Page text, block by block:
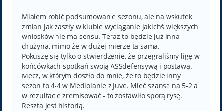
t
Miałem robić podsumowanie sezonu, ale na wskutek
zmian jak zaszły w klubie wyciąganie jakichś większych
wniosków nie ma sensu. Teraz to będzie już inna
drużyna, mimo że w dużej mierze ta sama.
Pokuszę się tylko o stwierdzenie, że przegraliśmy ligę w
końcówkach spotkań swoją ASSdefensywą i postawą.
Mecz, w którym doszło do mnie, że to będzie inny
sezon to 4-4 w Mediolanie z Juve. Mieć szanse na 5-2 a
w rezultacie zremisować - to zostawiło sporą rysę.
Reszta jest historią.